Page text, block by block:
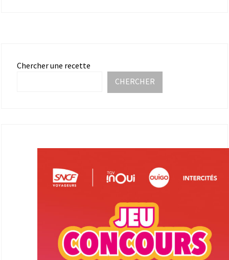
Chercher une recette
CHERCHER